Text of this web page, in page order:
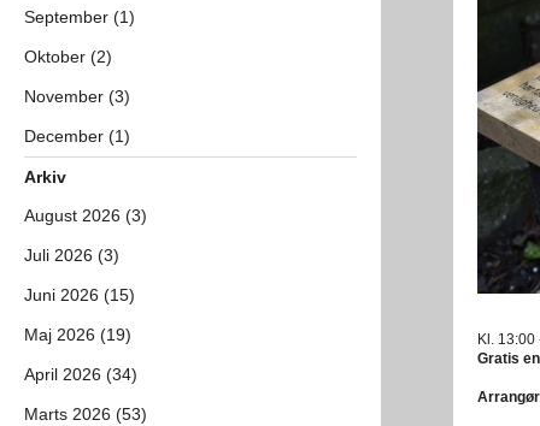
Kl. 13:00
Gratis
September (1)
Oktober (2)
November (3)
December (1)
Arkiv
August 2026 (3)
Juli 2026 (3)
Juni 2026 (15)
Maj 2026 (19)
April 2026 (34)
Marts 2026 (53)